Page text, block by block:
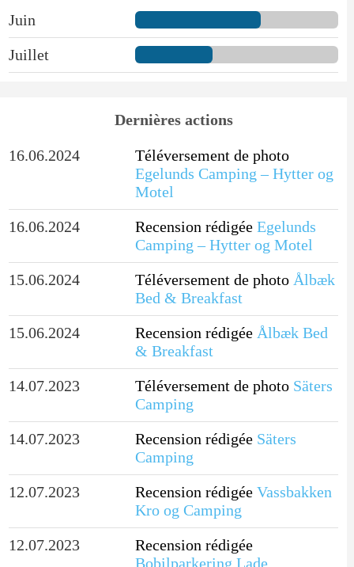
Juin
Juillet
Dernières actions
16.06.2024
Téléversement de photo
Egelunds Camping – Hytter og
Motel
16.06.2024
Recension rédigée Egelunds
Camping – Hytter og Motel
15.06.2024
Téléversement de photo Ålbæk
Bed & Breakfast
15.06.2024
Recension rédigée Ålbæk Bed
& Breakfast
14.07.2023
Téléversement de photo Säters
Camping
14.07.2023
Recension rédigée Säters
Camping
12.07.2023
Recension rédigée Vassbakken
Kro og Camping
12.07.2023
Recension rédigée
Bobilparkering Lade